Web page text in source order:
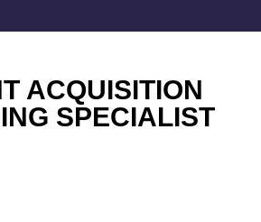
ACQUISITION
SPECIALIST